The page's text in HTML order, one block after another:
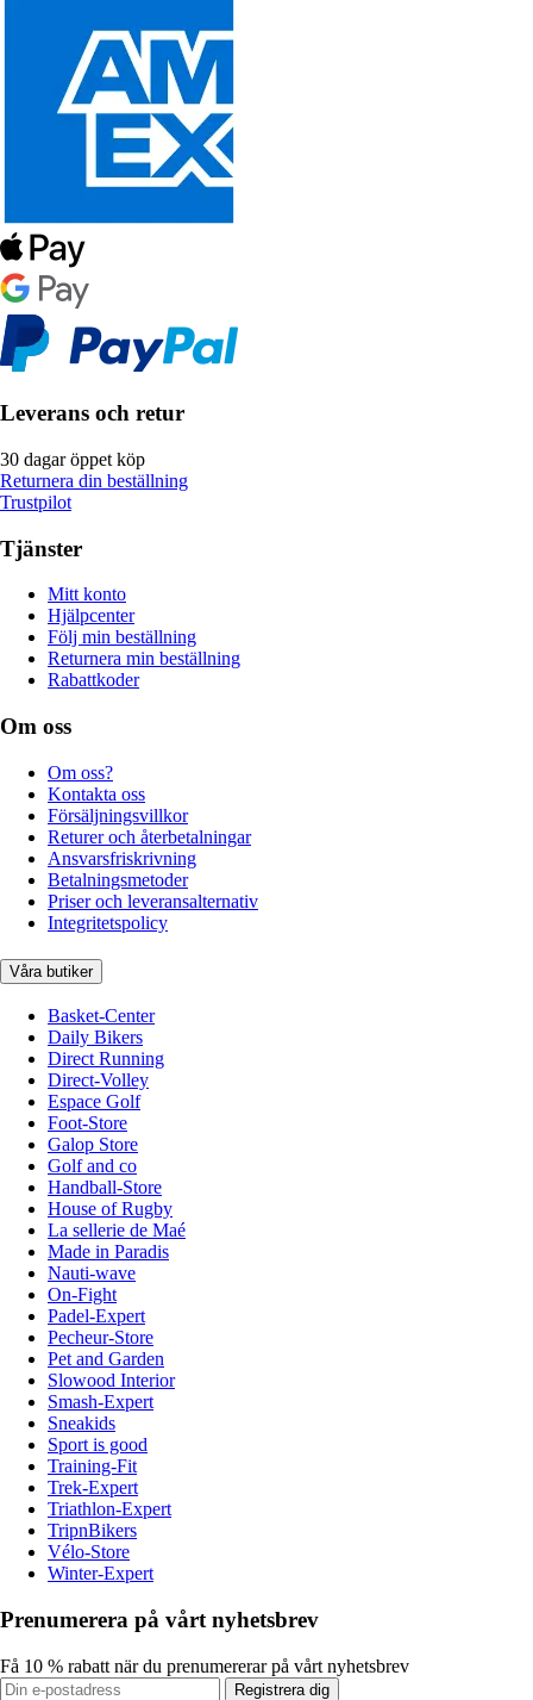
Leverans och retur
30 dagar öppet köp
Returnera din beställning
Trustpilot
Tjänster
Mitt konto
Hjälpcenter
Följ min beställning
Returnera min beställning
Rabattkoder
Om oss
Om oss?
Kontakta oss
Försäljningsvillkor
Returer och återbetalningar
Ansvarsfriskrivning
Betalningsmetoder
Priser och leveransalternativ
Integritetspolicy
Våra butiker
Basket-Center
Daily Bikers
Direct Running
Direct-Volley
Espace Golf
Foot-Store
Galop Store
Golf and co
Handball-Store
House of Rugby
La sellerie de Maé
Made in Paradis
Nauti-wave
On-Fight
Padel-Expert
Pecheur-Store
Pet and Garden
Slowood Interior
Smash-Expert
Sneakids
Sport is good
Training-Fit
Trek-Expert
Triathlon-Expert
TripnBikers
Vélo-Store
Winter-Expert
Prenumerera på vårt nyhetsbrev
Få 10 % rabatt när du prenumererar på vårt nyhetsbrev
Registrera dig